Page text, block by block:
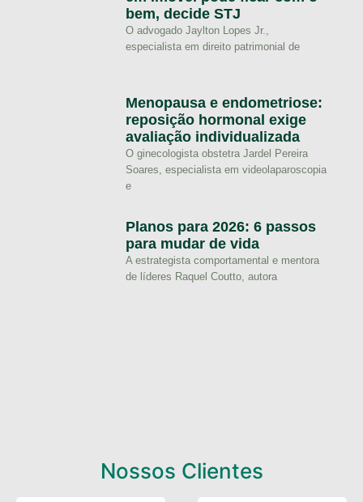
bem, decide STJ
O advogado Jaylton Lopes Jr.,
especialista em direito patrimonial de
Menopausa e endometriose:
reposição hormonal exige
avaliação individualizada
O ginecologista obstetra Jardel Pereira
Soares, especialista em videolaparoscopia
e
Planos para 2026: 6 passos
para mudar de vida
A estrategista comportamental e mentora
de líderes Raquel Coutto, autora
Nossos Clientes